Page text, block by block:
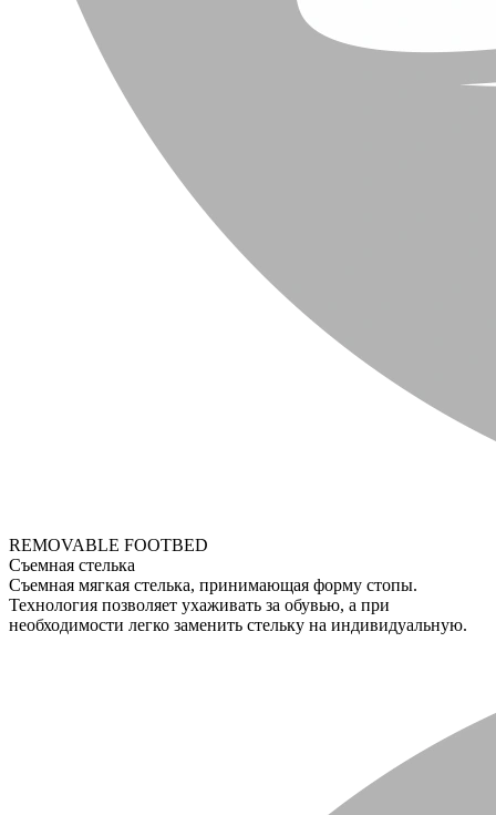
REMOVABLE FOOTBED
Съемная стелька
Съемная мягкая стелька, принимающая форму стопы.
Технология позволяет ухаживать за обувью, а при
необходимости легко заменить стельку на индивидуальную.